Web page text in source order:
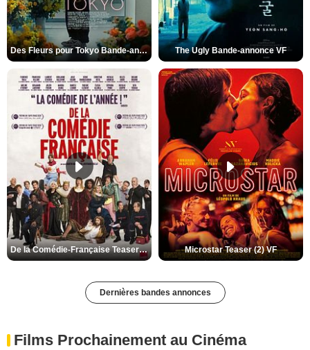
Des Fleurs pour Tokyo Bande-annonce VO STFR The Ugly Bande-annonce VF
De la Comédie-Française Teaser (3) VF Microstar Teaser (2) VF
Dernières bandes annonces
Films Prochainement au Cinéma